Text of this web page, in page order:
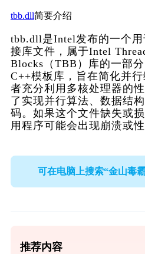
tbb.dll简要介绍
tbb.dll是Intel发布的一个
接库文件，属于Intel
Blocks（TBB）库的一部
C++模板库，旨在简化并
者充分利用多核处理器的
了实现并行算法、数据结
码。如果这个文件缺失或
用程序可能会出现崩溃或性
可在电脑上搜索“金山毒
推荐内容